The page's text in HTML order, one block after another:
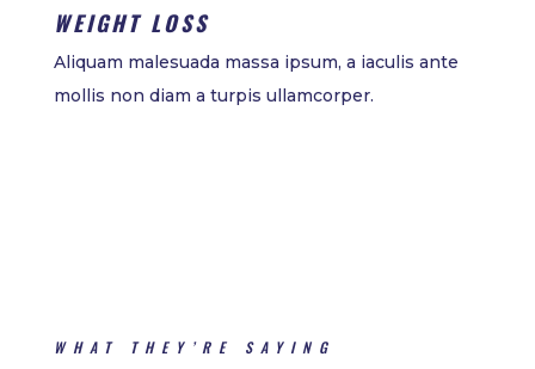
WEIGHT LOSS
Aliquam malesuada massa ipsum, a iaculis ante
mollis non diam a turpis ullamcorper.
WHAT THEY’RE SAYING